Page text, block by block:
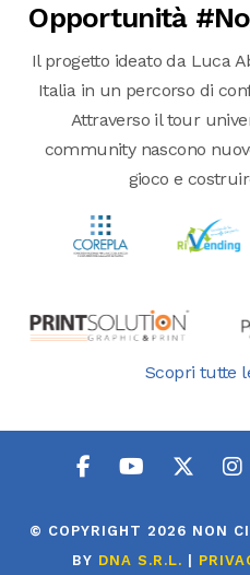
Opportunità
Il progetto ideato da Luca
Italia in un percorso di
Attraverso il tour
community nascono
gioco e
Scopri tutte
© COPYRIGHT 2026 NON
BY DNA S.R.L.